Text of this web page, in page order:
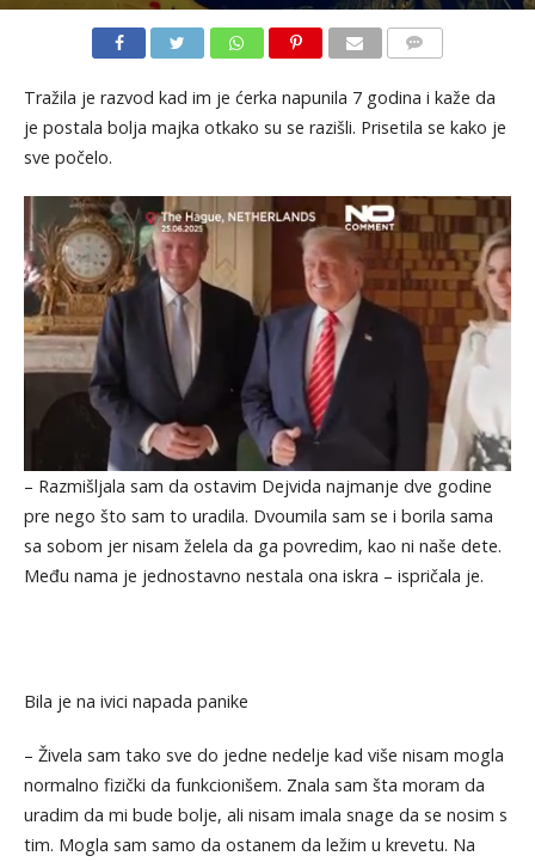
Tražila je razvod kad im je ćerka napunila 7 godina i kaže da
je postala bolja majka otkako su se razišli. Prisetila se kako je
sve počelo.
– Razmišljala sam da ostavim Dejvida najmanje dve godine
pre nego što sam to uradila. Dvoumila sam se i borila sama
sa sobom jer nisam želela da ga povredim, kao ni naše dete.
Među nama je jednostavno nestala ona iskra – ispričala je.
Bila je na ivici napada panike
– Živela sam tako sve do jedne nedelje kad više nisam mogla
normalno fizički da funkcionišem. Znala sam šta moram da
uradim da mi bude bolje, ali nisam imala snage da se nosim s
tim. Mogla sam samo da ostanem da ležim u krevetu. Na